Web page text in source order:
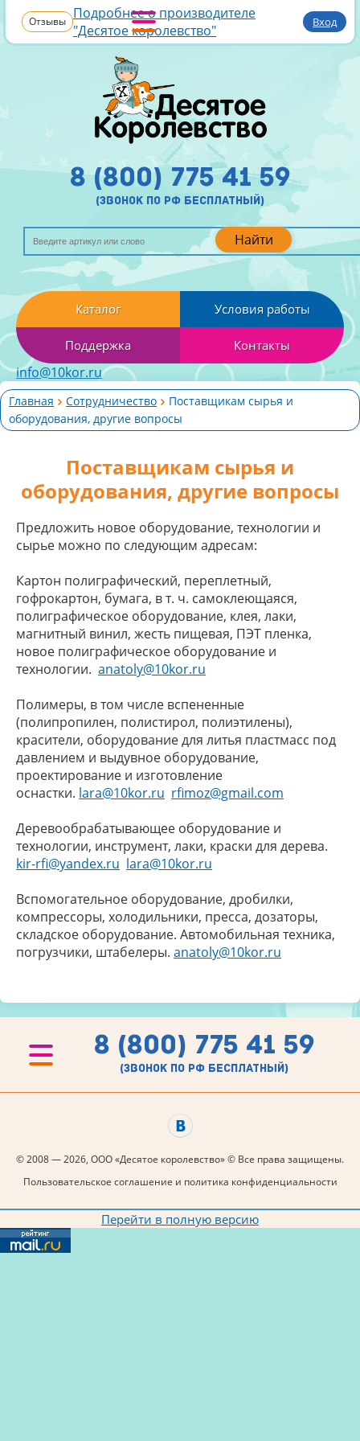
Отзывы Подробнее о производителе
"Десятое королевство"
Вход
Найти
8 (800) 775 41 59
(звонок по рф бесплатный)
Каталог Условия работы
Поддержка Контакты
info@10kor.ru
Главная Сотрудничество
Поставщикам сырья и
оборудования, другие вопросы
Поставщикам сырья и
оборудования, другие вопросы
Предложить новое оборудование, технологии и
сырье можно по следующим адресам:
Картон полиграфический, переплетный,
гофрокартон, бумага, в т. ч. самоклеющаяся,
полиграфическое оборудование, клея, лаки,
магнитный винил, жесть пищевая, ПЭТ пленка,
новое полиграфическое оборудование и
технологии. anatoly@10kor.ru
Полимеры, в том числе вспененные
(полипропилен, полистирол, полиэтилены),
красители, оборудование для литья пластмасс под
давлением и выдувное оборудование,
проектирование и изготовление
оснастки. lara@10kor.ru rfimoz@gmail.com
Деревообрабатывающее оборудование и
технологии, инструмент, лаки, краски для дерева.
kir-rfi@yandex.ru lara@10kor.ru
Вспомогательное оборудование, дробилки,
компрессоры, холодильники, пресса, дозаторы,
складское оборудование. Автомобильная техника,
погрузчики, штабелеры. anatoly@10kor.ru
8 (800) 775 41 59
(звонок по рф бесплатный)
© 2008 — 2026, ООО «Десятое королевство» © Все права защищены.
Пользовательское соглашение и политика конфиденциальности
Перейти в полную версию